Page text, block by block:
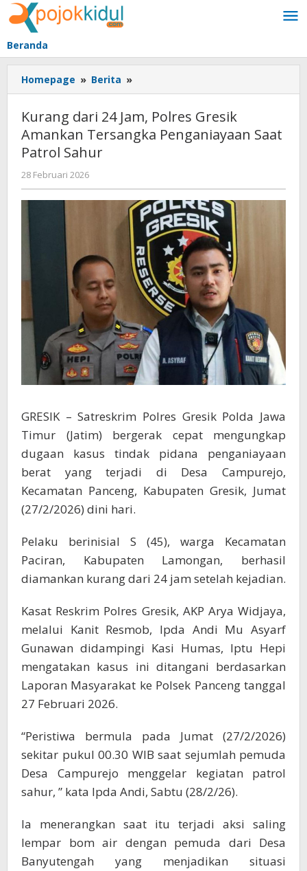
Lewati
ke
konten
Beranda
Homepage » Berita »
dari
Jam,
Polres
Penganiayaan
Saat
Patrol
Sahur
Kurang dari 24 Jam, Polres Gresik
Amankan Tersangka Penganiayaan Saat
Patrol Sahur
28 Februari 2026
BangAdmin
GRESIK – Satreskrim Polres Gresik Polda Jawa
Timur (Jatim) bergerak cepat mengungkap
dugaan kasus tindak pidana penganiayaan
berat yang terjadi di Desa Campurejo,
Kecamatan Panceng, Kabupaten Gresik, Jumat
(27/2/2026) dini hari.
Pelaku berinisial S (45), warga Kecamatan
Paciran, Kabupaten Lamongan, berhasil
diamankan kurang dari 24 jam setelah kejadian.
Kasat Reskrim Polres Gresik, AKP Arya Widjaya,
melalui Kanit Resmob, Ipda Andi Mu Asyarf
Gunawan didampingi Kasi Humas, Iptu Hepi
mengatakan kasus ini ditangani berdasarkan
Laporan Masyarakat ke Polsek Panceng tanggal
27 Februari 2026.
“Peristiwa bermula pada Jumat (27/2/2026)
sekitar pukul 00.30 WIB saat sejumlah pemuda
Desa Campurejo menggelar kegiatan patrol
sahur, ” kata Ipda Andi, Sabtu (28/2/26).
Ia menerangkan saat itu terjadi aksi saling
lempar bom air dengan pemuda dari Desa
Banyutengah yang menjadikan situasi